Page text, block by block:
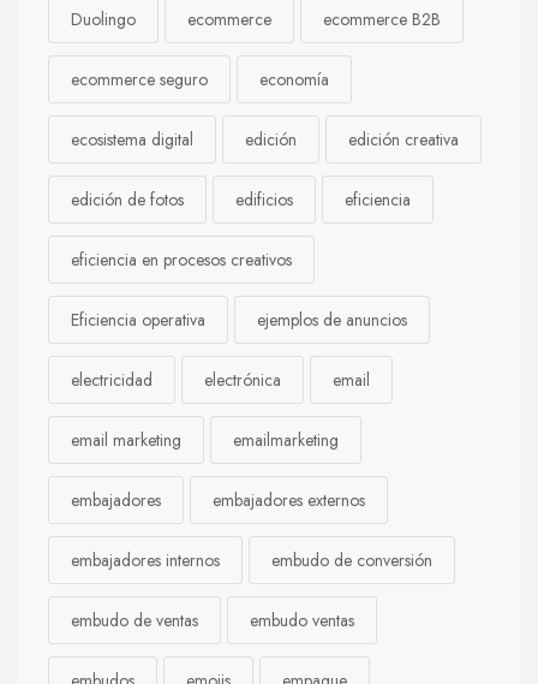
Duolingo ecommerce ecommerce B2B
ecommerce seguro economía
ecosistema digital edición edición creativa
edición de fotos edificios eficiencia
eficiencia en procesos creativos
Eficiencia operativa ejemplos de anuncios
electricidad electrónica email
email marketing emailmarketing
embajadores embajadores externos
embajadores internos embudo de conversión
embudo de ventas embudo ventas